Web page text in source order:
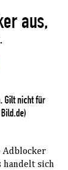
Adblocker
sich